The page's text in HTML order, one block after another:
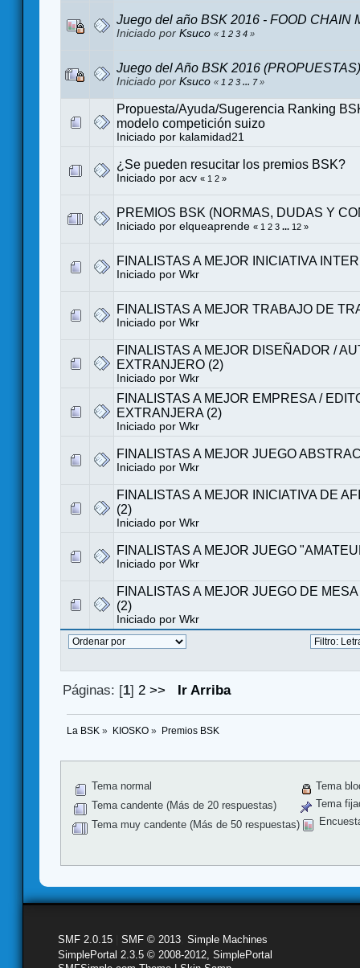
Juego del año BSK 2016 - FOOD CHAIN
Iniciado por Ksuco « 1 2 3 4 »
Juego del Año BSK 2016 (PROPUESTAS)
Iniciado por Ksuco « 1 2 3 ... 7»
Propuesta/Ayuda/Sugerencia Ranking
modelo competición suizo
Iniciado por kalamidad21
¿Se pueden resucitar los premios BSK?
Iniciado por acv « 1 2 »
PREMIOS BSK (NORMAS, DUDAS Y
Iniciado por elqueaprende « 1 2 3 ... 12 »
FINALISTAS A MEJOR INICIATIVA
Iniciado por Wkr
FINALISTAS A MEJOR TRABAJO DE
Iniciado por Wkr
FINALISTAS A MEJOR DISEÑADOR /
EXTRANJERO (2)
Iniciado por Wkr
FINALISTAS A MEJOR EMPRESA /
EXTRANJERA (2)
Iniciado por Wkr
FINALISTAS A MEJOR JUEGO
Iniciado por Wkr
FINALISTAS A MEJOR INICIATIVA DE
(2)
Iniciado por Wkr
FINALISTAS A MEJOR JUEGO
Iniciado por Wkr
FINALISTAS A MEJOR JUEGO DE
(2)
Iniciado por Wkr
Páginas: [1] 2 >> Ir Arriba
La BSK » KIOSKO» Premios BSK
Tema normal
Tema candente (Más de 20 respuestas)
Tema muy candente (Más de 50 respuestas)
Tema
Tema
SMF 2.0.15 SMF © 2013 Simple Machines
SimplePortal 2.3.5 © 2008-2012, SimplePortal